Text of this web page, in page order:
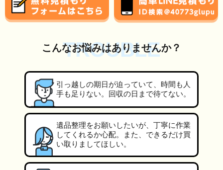
TROUBLE
こんなお悩みはありませんか？
引っ越しの期日が迫っていて、時間も人
手も足りない。回収の日まで待てない。
遺品整理をお願いしたいが、丁寧に作業
してくれるか心配。また、できるだけ買
い取りましてほしい。